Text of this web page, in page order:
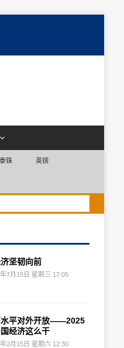
泰铢 英镑
坚韧向前
7月15日 星期三 17:05
水平对外开放——2025
经济这么干
2月15日 星期六 12:30